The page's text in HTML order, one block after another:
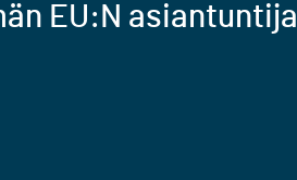
EU:N asiantuntija